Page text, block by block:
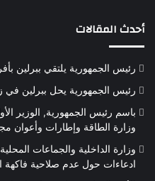
أحدث المقالات
رئيس الجمهورية يلتقي ببرلين
رئيس الجمهورية يحل ببرلين في
باسم رئيس الجمهورية, الوزير
وزارة الطاقة وإطارات وأعوان
وزارة الداخلية والجماعات
ادعاءات حول عدم صلاحية فاكهة